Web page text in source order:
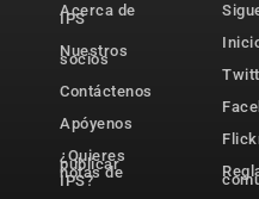
Acerca de
IPS
Nuestros
socios
Contáctenos
Apóyenos
¿Quieres
publicar
notas de
IPS?